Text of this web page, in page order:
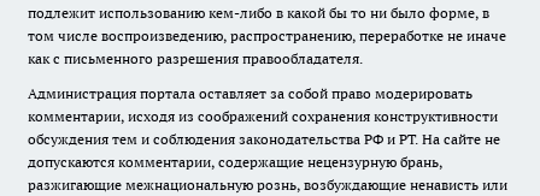
подлежит использованию кем-либо в какой бы то ни было форме, в
том числе воспроизведению, распространению, переработке не иначе
как с письменного разрешения правообладателя.
Администрация портала оставляет за собой право модерировать
комментарии, исходя из соображений сохранения конструктивности
обсуждения тем и соблюдения законодательства РФ и РТ. На сайте не
допускаются комментарии, содержащие нецензурную брань,
разжигающие межнациональную рознь, возбуждающие ненависть или